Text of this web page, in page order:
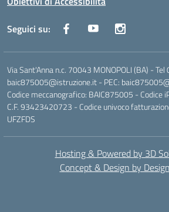
Seguici su:
Via Sant'Anna n.c. 70043 MONOPOLI (BA) -
baic875005@istruzione.it - PEC:
Codice meccanografico: BAIC875005 -
C.F. 93423420723 - Codice univoco
UFZFDS
Hosting & Powered by 3D
Concept & Design by